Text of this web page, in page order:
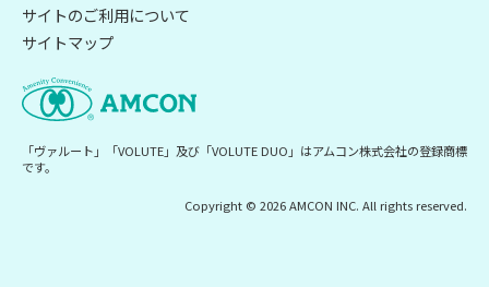
「ヴァルート」「VOLUTE」及び「VOLUTE DUO」はアムコン株式会社の登録商標
です。
サイトのご利用について
サイトマップ
Copyright © 2026 AMCON INC. All rights reserved.